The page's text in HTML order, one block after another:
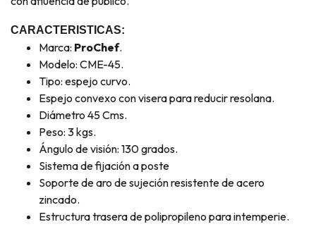
CARACTERISTICAS:
Marca: ProChef.
Modelo: CME-45.
Tipo: espejo curvo.
Espejo convexo con visera para reducir resolana.
Diámetro 45 Cms.
Peso: 3 kgs.
Ángulo de visión: 130 grados.
Sistema de fijación a poste
Soporte de aro de sujeción resistente de acero
zincado.
Estructura trasera de polipropileno para intemperie.